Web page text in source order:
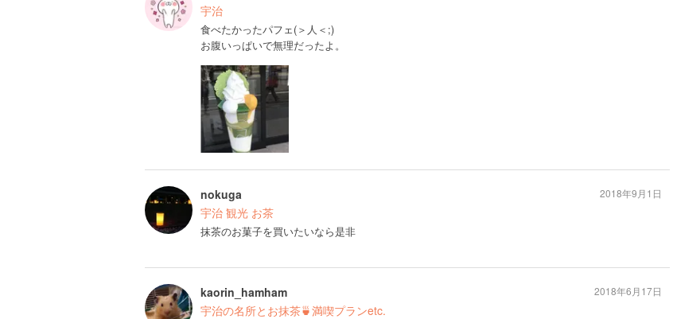
宇治
食べたかったパフェ(＞人＜;)
お腹いっぱいで無理だったよ。
nokuga
宇治 観光 お茶
抹茶のお菓子を買いたいなら是非
2018年9月1日
kaorin_hamham
宇治の名所とお抹茶🍵満喫プランetc.
2018年6月17日